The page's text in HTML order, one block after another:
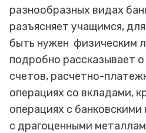
разнообразных видах
разъясняет учащимся,
быть нужен физическим
подробно рассказывает
счетов, расчетно-
операциях со вкладами,
операциях с
с драгоценными